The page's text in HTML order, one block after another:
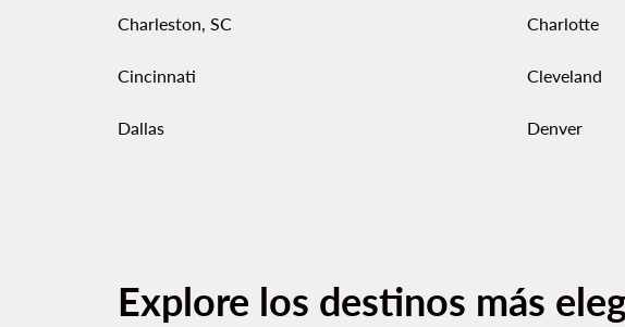
Charleston, SC Charlotte
Cincinnati Cleveland
Dallas Denver
Explore los destinos más